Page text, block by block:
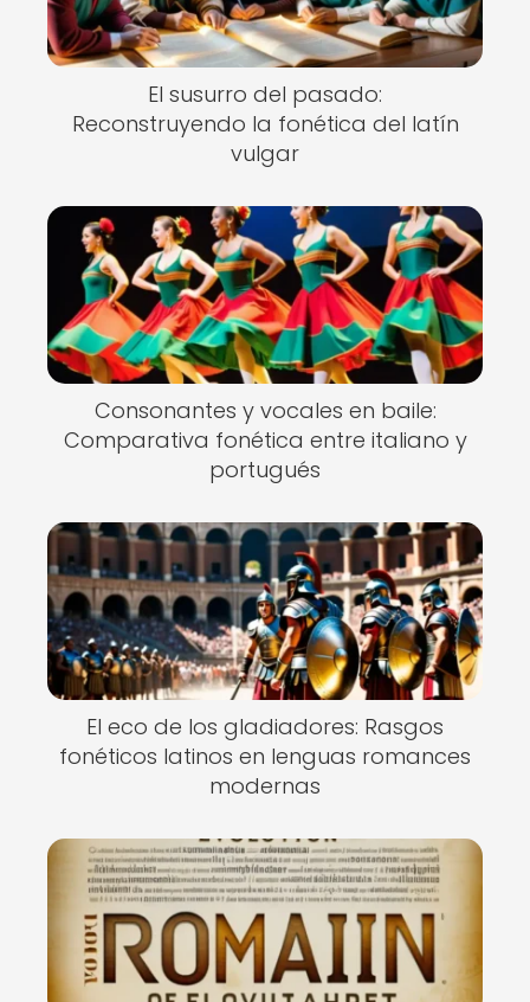
El susurro del pasado:
Reconstruyendo la fonética del latín
vulgar
Consonantes y vocales en baile:
Comparativa fonética entre italiano y
portugués
El eco de los gladiadores: Rasgos
fonéticos latinos en lenguas romances
modernas